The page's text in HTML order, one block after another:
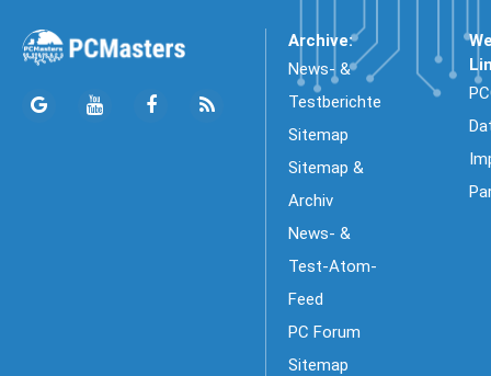
Archive:
News- &
Testberichte
Sitemap
Sitemap &
Archiv
News- &
Test-Atom-
Feed
PC Forum
Sitemap